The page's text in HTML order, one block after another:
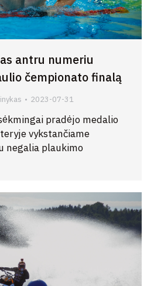
antru numeriu
čempionato finalą
2023-07-31
pradėjo medalio
vykstančiame
negalia plaukimo